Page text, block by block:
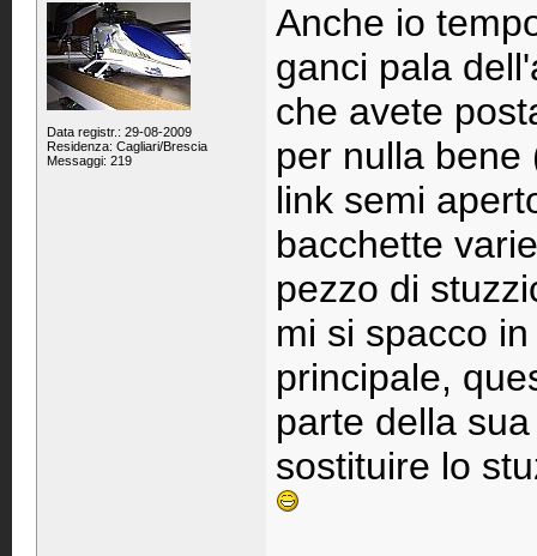
Data registr.: 29-08-2009
Residenza: Cagliari/Brescia
Messaggi: 219
Anche io
ganci pala
che avete
per nulla bene
link semi
bacchette
pezzo di
mi si spacco
principale,
parte della
sostituire lo